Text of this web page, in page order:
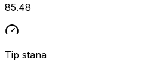
85.48
Tip stana